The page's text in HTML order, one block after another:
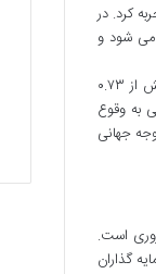
خود را تجربه کرد. در
می شود و
نقطه اوج تاریخی دوج کوین در تاریخ ۸ می ۲۰۲۱ به ثبت رسید، زمانی که قیمت هر واحد آن به بیش از ۰.۷۳
به وقوع
جهانی
است.
گذاران